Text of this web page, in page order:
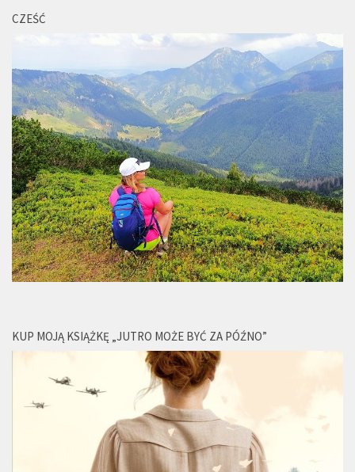
CZEŚĆ
KUP MOJĄ KSIĄŻKĘ „JUTRO MOŻE BYĆ ZA PÓŹNO”